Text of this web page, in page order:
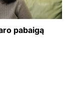
pabaigą